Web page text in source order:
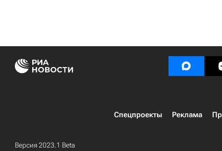
Спецпроекты
Реклама
Версия 2023.1 Beta